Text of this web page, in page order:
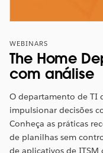
WEBINARS
The Home
com análise
O departamento de TI
impulsionar decisões
Conheça as práticas
de planilhas sem
de aplicativos de ITSM